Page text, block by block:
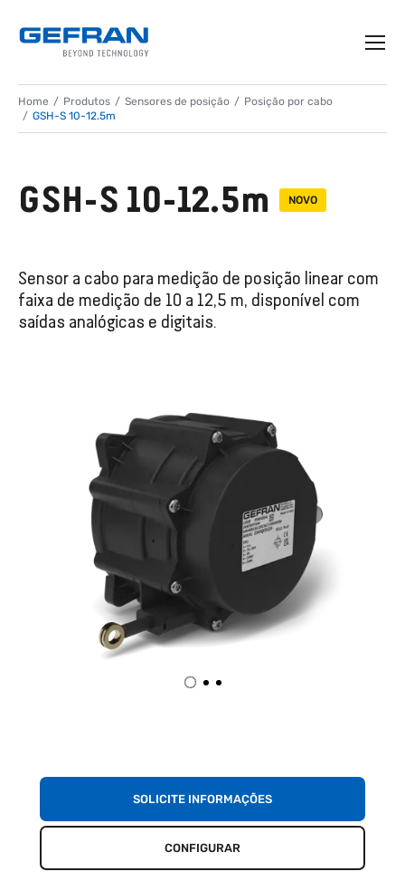
Home Produtos Sensores de posição
Posição por cabo
GSH-S 10-12.5m
GSH-S 10-12.5m NOVO
Sensor a cabo para medição de posição linear com
faixa de medição de 10 a 12,5 m, disponível com
saídas analógicas e digitais.
SOLICITE INFORMAÇÕES
CONFIGURAR